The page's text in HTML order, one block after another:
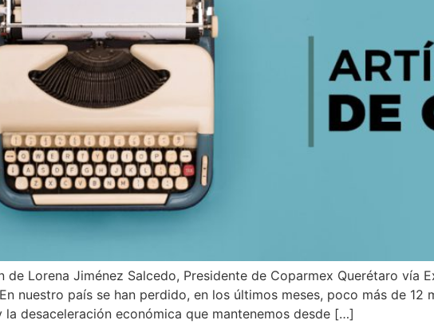
de Lorena Jiménez Salcedo, Presidente de Coparmex Querétaro vía
nuestro país se han perdido, en los últimos meses, poco más de
la desaceleración económica que mantenemos desde […]